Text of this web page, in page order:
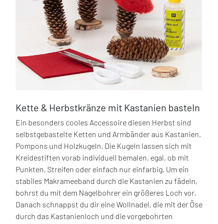
Kette & Herbstkränze mit Kastanien basteln
Ein besonders cooles Accessoire diesen Herbst sind
selbstgebastelte Ketten und Armbänder aus Kastanien,
Pompons und Holzkugeln. Die Kugeln lassen sich mit
Kreidestiften vorab individuell bemalen, egal, ob mit
Punkten, Streifen oder einfach nur einfarbig. Um ein
stabiles Makrameeband durch die Kastanien zu fädeln,
bohrst du mit dem Nagelbohrer ein größeres Loch vor.
Danach schnappst du dir eine Wollnadel, die mit der Öse
durch das Kastanienloch und die vorgebohrten